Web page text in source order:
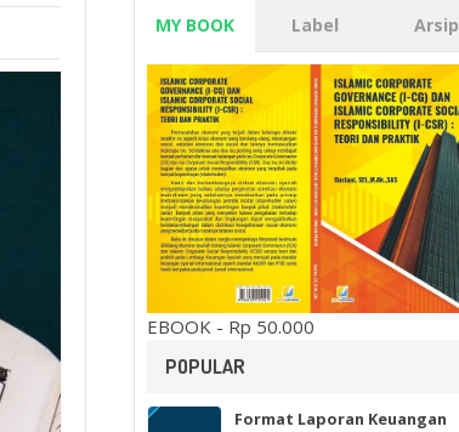
MY BOOK Label Arsip
EBOOK - Rp 50.000
POPULAR
Format Laporan Keuangan